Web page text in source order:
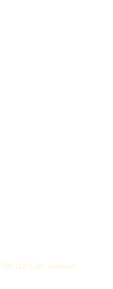
115 0,8кг, зеленая